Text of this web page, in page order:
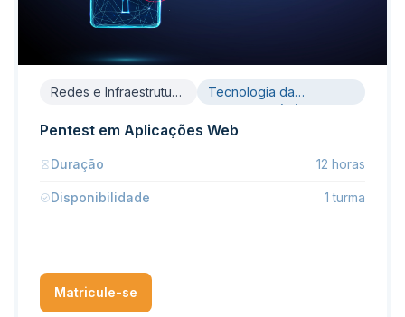
Redes e Infraestrutura
Tecnologia da
Informação (TI)
Pentest em Aplicações Web
Duração 12 horas
Disponibilidade 1 turma
Matricule-se